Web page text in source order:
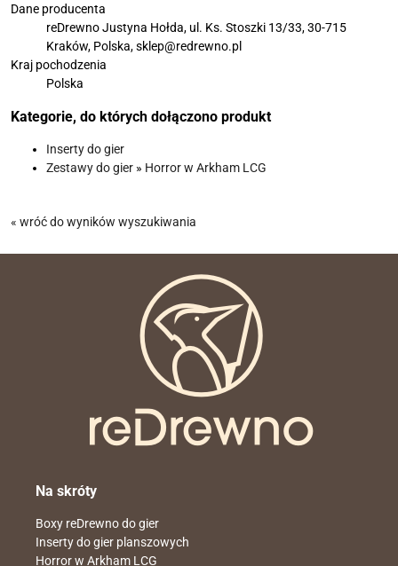
Dane producenta
reDrewno Justyna Hołda, ul. Ks. Stoszki 13/33, 30-715
Kraków, Polska, sklep@redrewno.pl
Kraj pochodzenia
Polska
Kategorie, do których dołączono produkt
Inserty do gier
Zestawy do gier » Horror w Arkham LCG
« wróć do wyników wyszukiwania
Na skróty
Boxy reDrewno do gier
Inserty do gier planszowych
Horror w Arkham LCG